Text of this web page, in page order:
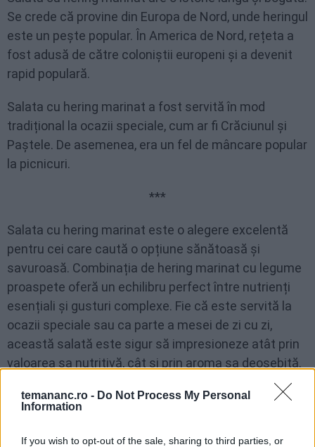
temananc.ro - Do Not Process My Personal
Information
If you wish to opt-out of the sale, sharing to third parties, or
Se crede că provine din Europa de Nord, unde heringul
este un pește popular. În America de Nord, rețeta a
fost adusă de către coloniștii europeni și a devenit
rapid populară.
Salata cu hering marinat a fost servită în mod
tradițional la ocazii speciale, cum ar fi Crăciunul și
Paștele. De asemenea, era un fel de mâncare popular
la picnicuri.
***
Salata cu hering marinat este o alegere excelentă
pentru cei care caută o opțiune sănătoasă și
savuroasă. Combinația de hering marinat cu legume
proaspete oferă un echilibru perfect între nutrienți
esențiali și gusturi complexe. Fie că este servită la
ocazii speciale sau ca parte a mesei de zi cu zi,
această salată este sigur să impresioneze atât prin
valoarea sa nutritivă, cât și prin aroma sa deosebită.